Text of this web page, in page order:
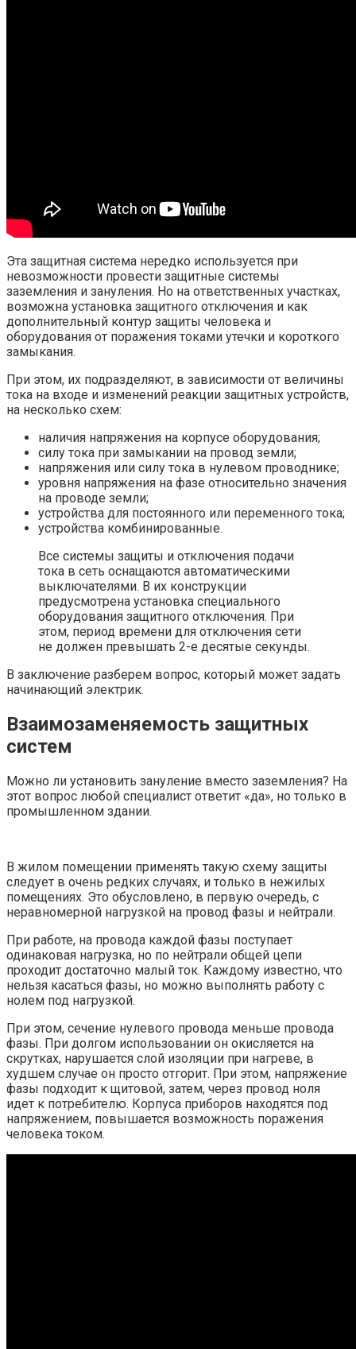
Эта защитная система нередко используется при
невозможности провести защитные системы
заземления и зануления. Но на ответственных участках,
возможна установка защитного отключения и как
дополнительный контур защиты человека и
оборудования от поражения токами утечки и короткого
замыкания.
При этом, их подразделяют, в зависимости от величины
тока на входе и изменений реакции защитных устройств,
на несколько схем:
наличия напряжения на корпусе оборудования;
силу тока при замыкании на провод земли;
напряжения или силу тока в нулевом проводнике;
уровня напряжения на фазе относительно значения
на проводе земли;
устройства для постоянного или переменного тока;
устройства комбинированные.
Все системы защиты и отключения подачи
тока в сеть оснащаются автоматическими
выключателями. В их конструкции
предусмотрена установка специального
оборудования защитного отключения. При
этом, период времени для отключения сети
не должен превышать 2-е десятые секунды.
В заключение разберем вопрос, который может задать
начинающий электрик.
Взаимозаменяемость защитных
систем
Можно ли установить зануление вместо заземления? На
этот вопрос любой специалист ответит «да», но только в
промышленном здании.
В жилом помещении применять такую схему защиты
следует в очень редких случаях, и только в нежилых
помещениях. Это обусловлено, в первую очередь, с
неравномерной нагрузкой на провод фазы и нейтрали.
При работе, на провода каждой фазы поступает
одинаковая нагрузка, но по нейтрали общей цепи
проходит достаточно малый ток. Каждому известно, что
нельзя касаться фазы, но можно выполнять работу с
нолем под нагрузкой.
При этом, сечение нулевого провода меньше провода
фазы. При долгом использовании он окисляется на
скрутках, нарушается слой изоляции при нагреве, в
худшем случае он просто отгорит. При этом, напряжение
фазы подходит к щитовой, затем, через провод ноля
идет к потребителю. Корпуса приборов находятся под
напряжением, повышается возможность поражения
человека током.